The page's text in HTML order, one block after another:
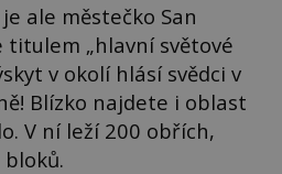
ale městečko San
titulem „hlavní světové
v okolí hlásí svědci v
Blízko najdete i oblast
V ní leží 200 obřích,